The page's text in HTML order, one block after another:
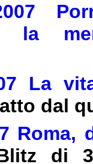
la
La
dal
di